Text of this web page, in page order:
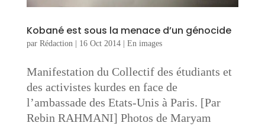
Kobané est sous la menace d’un génocide
par Rédaction| 16 Oct 2014| En images
Manifestation du Collectif des étudiants et
des activistes kurdes en face de
l’ambassade des Etats-Unis à Paris. [Par
Rebin RAHMANI] Photos de Maryam